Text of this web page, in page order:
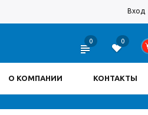
Вход
0 0
О КОМПАНИИ КОНТАКТЫ